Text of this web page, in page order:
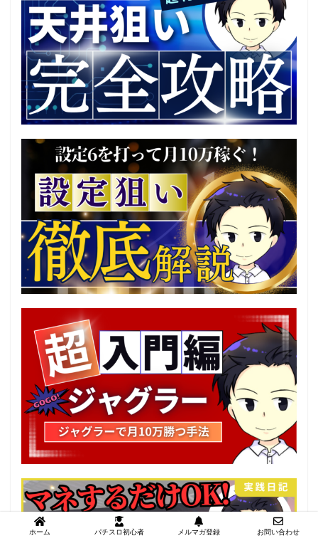
ホーム パチスロ初心者 メルマガ登録 お問い合わせ